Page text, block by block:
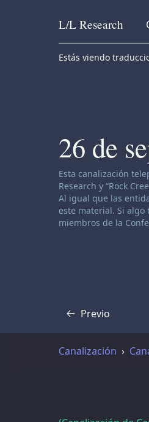
Skip to content
L/L Research
Estás viendo
26 de
Descargo de
Esta canalización
Research y “Rock
Al igual que las
este material. Si
miembros de la
Previo
Transcripción
Canalización